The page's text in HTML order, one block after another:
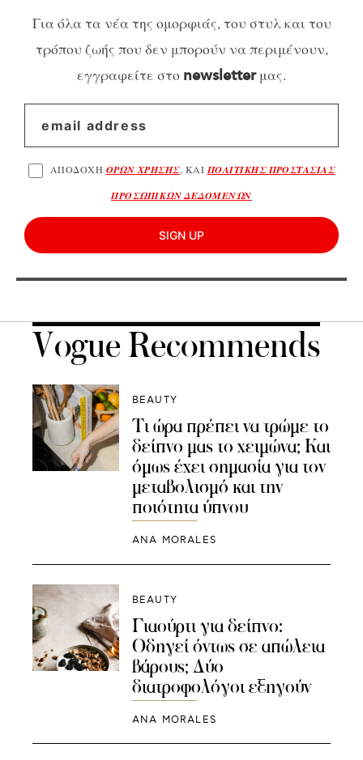
Για όλα τα νέα της ομορφιάς, του στυλ και του
τρόπου ζωής που δεν μπορούν να περιμένουν,
εγγραφείτε στο newsletterμας.
ΑΠΟΔΟΧΗ ΟΡΩΝ ΧΡΗΣΗΣ, ΚΑΙΠΟΛΙΤΙΚΗΣ ΠΡΟΣΤΑΣΙΑΣ
ΠΡΟΣΩΠΙΚΩΝ ΔΕΔΟΜΕΝΩΝ
SIGN UP
Vogue Recommends
BEAUTY
Τι ώρα πρέπει να τρώμε το
δείπνο μας το χειμώνα; Και
όμως έχει σημασία για τον
μεταβολισμό και την
ποιότητα ύπνου
ANA MORALES
BEAUTY
Γιαούρτι για δείπνο:
Οδηγεί όντως σε απώλεια
βάρους; Δύο
διατροφολόγοι εξηγούν
ANA MORALES